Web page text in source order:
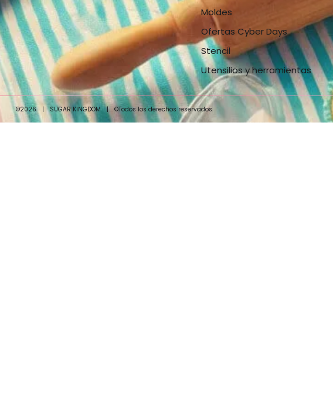
Moldes
Ofertas Cyber Days
Stencil
Utensilios y herramientas
©2026 | SUGAR KINGDOM | ©Todos los derechos reservados